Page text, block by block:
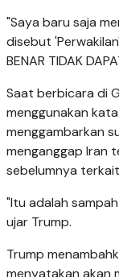
"Saya baru saja
disebut
BENAR TIDAK
Saat berbicara di
menggunakan
menggambarkan
menganggap Iran
sebelumnya
"Itu adalah
ujar Trump.
Trump